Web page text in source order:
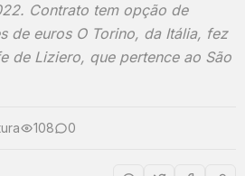
Contrato tem opção de
de euros O Torino, da Itália, fez
de Liziero, que pertence ao São
108 0